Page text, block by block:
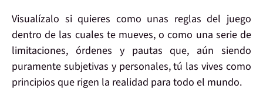
Visualízalo si quieres como unas reglas del juego
dentro de las cuales te mueves, o como una serie de
limitaciones, órdenes y pautas que, aún siendo
puramente subjetivas y personales, tú las vives como
principios que rigen la realidad para todo el mundo.